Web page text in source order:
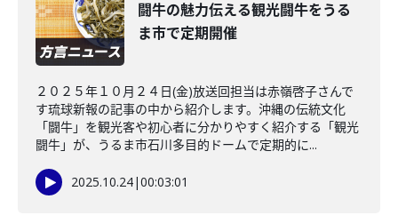
闘牛の魅力伝える観光闘牛をうる
ま市で定期開催
２０２５年１０月２４日(金)放送回担当は赤嶺啓子さんで
す琉球新報の記事の中から紹介します。沖縄の伝統文化
「闘牛」を観光客や初心者に分かりやすく紹介する「観光
闘牛」が、うるま市石川多目的ドームで定期的に...
2025.10.24|00:03:01